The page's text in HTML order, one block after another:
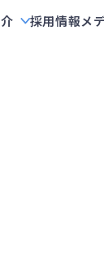
採用情報メ